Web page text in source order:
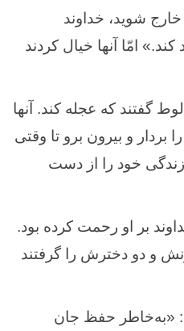
شوید، خداوند
امّا آنها خیال‌ كردند
گفتند كه‌ عجله ‌كند. آنها
بردار و بیرون‌ برو تا وقتی
زندگی خود را از دست
بر او رحمت‌ كرده ‌بود.
‌و دو دخترش‌ را گرفتند
«به‌خاطر حفظ‌ جان‌